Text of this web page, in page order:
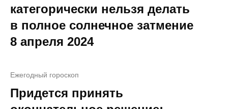
категорически нельзя делать
в полное солнечное затмение
8 апреля 2024
Ежегодный гороскоп
Придется принять